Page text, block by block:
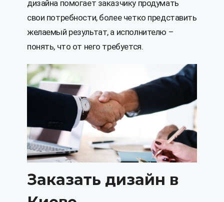
дизайна помогает заказчику продумать
свои потребности, более четко представить
желаемый результат, а исполнителю –
понять, что от него требуется.
Заказать дизайн в